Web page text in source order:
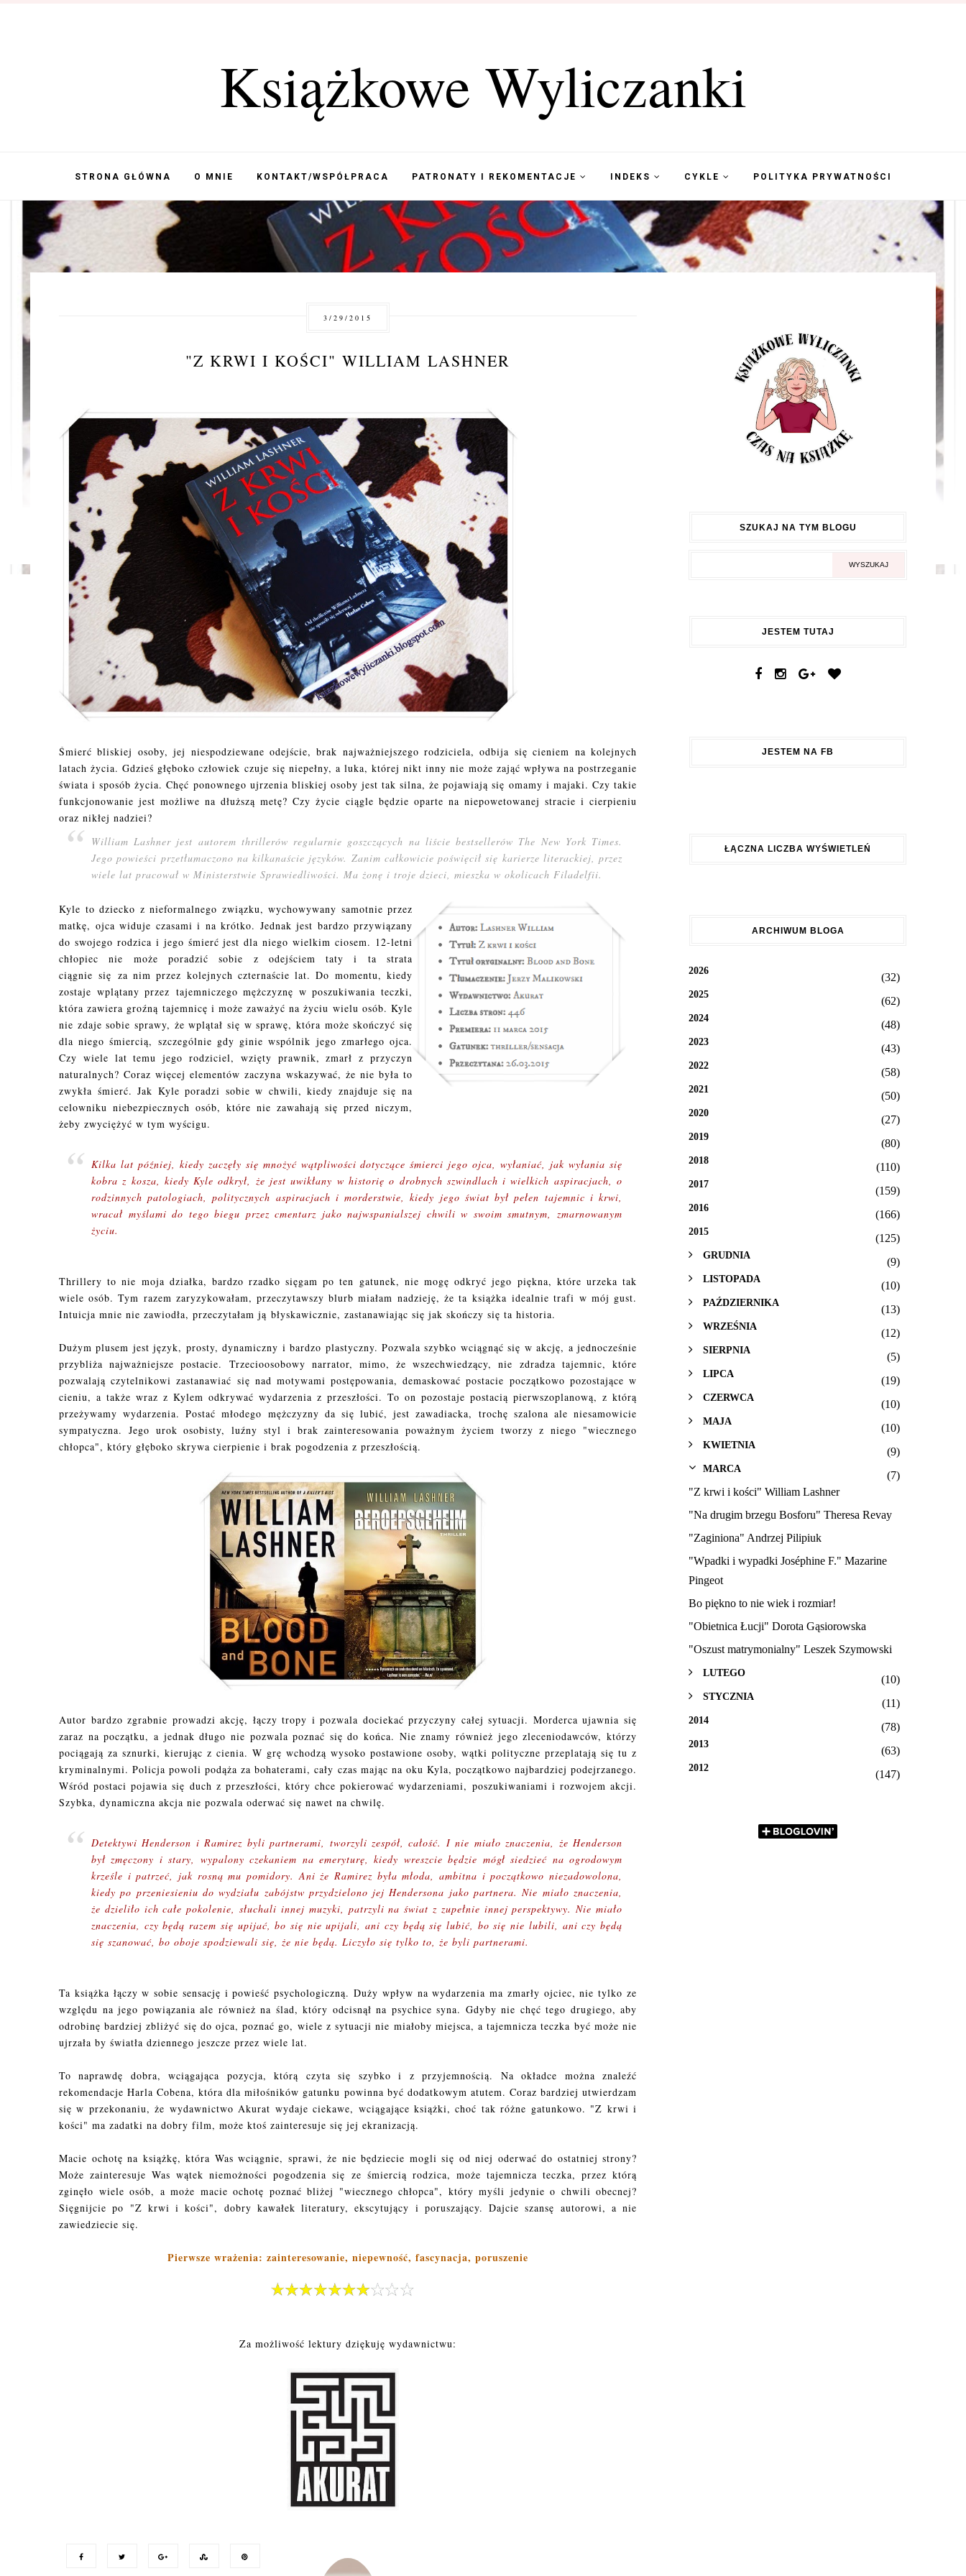
Książkowe Wyliczanki
STRONA GŁÓWNA O MNIE KONTAKT/WSPÓŁPRACA PATRONATY I REKOMENTACJE INDEKS CYKLE POLITYKA PRYWATNOŚCI
3/29/2015
"Z KRWI I KOŚCI" WILLIAM LASHNER
Śmierć bliskiej osoby, jej niespodziewane odejście, brak najważniejszego rodziciela, odbija się cieniem na kolejnych
latach życia. Gdzieś głęboko człowiek czuje się niepełny, a luka, której nikt inny nie może zająć wpływa na postrzeganie
świata i sposób życia. Chęć ponownego ujrzenia bliskiej osoby jest tak silna, że pojawiają się omamy i majaki. Czy takie
funkcjonowanie jest możliwe na dłuższą metę? Czy życie ciągle będzie oparte na niepowetowanej stracie i cierpieniu
oraz nikłej nadziei?
William Lashner jest autorem thrillerów regularnie goszczących na liście bestsellerów The New York Times.
Jego powieści przetłumaczono na kilkanaście języków. Zanim całkowicie poświęcił się karierze literackiej, przez
wiele lat pracował w Ministerstwie Sprawiedliwości. Ma żonę i troje dzieci, mieszka w okolicach Filadelfii.
Kyle to dziecko z nieformalnego związku, wychowywany samotnie przez
matkę, ojca widuje czasami i na krótko. Jednak jest bardzo przywiązany
do swojego rodzica i jego śmierć jest dla niego wielkim ciosem. 12-letni
chłopiec nie może poradzić sobie z odejściem taty i ta strata
ciągnie się za nim przez kolejnych czternaście lat. Do momentu, kiedy
zostaje wplątany przez tajemniczego mężczyznę w poszukiwania teczki,
która zawiera groźną tajemnicę i może zaważyć na życiu wielu osób. Kyle
nie zdaje sobie sprawy, że wplątał się w sprawę, która może skończyć się
dla niego śmiercią, szczególnie gdy ginie wspólnik jego zmarłego ojca.
Czy wiele lat temu jego rodziciel, wzięty prawnik, zmarł z przyczyn
naturalnych? Coraz więcej elementów zaczyna wskazywać, że nie była to
zwykła śmierć. Jak Kyle poradzi sobie w chwili, kiedy znajduje się na
celowniku niebezpiecznych osób, które nie zawahają się przed niczym,
żeby zwyciężyć w tym wyścigu.
Kilka lat później, kiedy zaczęły się mnożyć wątpliwości dotyczące śmierci jego ojca, wyłaniać, jak wyłania się
kobra z kosza, kiedy Kyle odkrył, że jest uwikłany w historię o drobnych szwindlach i wielkich aspiracjach, o
rodzinnych patologiach, politycznych aspiracjach i morderstwie, kiedy jego świat był pełen tajemnic i krwi,
wracał myślami do tego biegu przez cmentarz jako najwspanialszej chwili w swoim smutnym, zmarnowanym
życiu.
Thrillery to nie moja działka, bardzo rzadko sięgam po ten gatunek, nie mogę odkryć jego piękna, które urzeka tak
wiele osób. Tym razem zaryzykowałam, przeczytawszy blurb miałam nadzieję, że ta książka idealnie trafi w mój gust.
Intuicja mnie nie zawiodła, przeczytałam ją błyskawicznie, zastanawiając się jak skończy się ta historia.
Dużym plusem jest język, prosty, dynamiczny i bardzo plastyczny. Pozwala szybko wciągnąć się w akcję, a jednocześnie
przybliża najważniejsze postacie. Trzecioosobowy narrator, mimo, że wszechwiedzący, nie zdradza tajemnic, które
pozwalają czytelnikowi zastanawiać się nad motywami postępowania, demaskować postacie początkowo pozostające w
cieniu, a także wraz z Kylem odkrywać wydarzenia z przeszłości. To on pozostaje postacią pierwszoplanową, z którą
przeżywamy wydarzenia. Postać młodego mężczyzny da się lubić, jest zawadiacka, trochę szalona ale niesamowicie
sympatyczna. Jego urok osobisty, luźny styl i brak zainteresowania poważnym życiem tworzy z niego "wiecznego
chłopca", który głęboko skrywa cierpienie i brak pogodzenia z przeszłością.
Autor bardzo zgrabnie prowadzi akcję, łączy tropy i pozwala dociekać przyczyny całej sytuacji. Morderca ujawnia się
zaraz na początku, a jednak długo nie pozwala poznać się do końca. Nie znamy również jego zleceniodawców, którzy
pociągają za sznurki, kierując z cienia. W grę wchodzą wysoko postawione osoby, wątki polityczne przeplatają się tu z
kryminalnymi. Policja powoli podąża za bohaterami, cały czas mając na oku Kyla, początkowo najbardziej podejrzanego.
Wśród postaci pojawia się duch z przeszłości, który chce pokierować wydarzeniami, poszukiwaniami i rozwojem akcji.
Szybka, dynamiczna akcja nie pozwala oderwać się nawet na chwilę.
Detektywi Henderson i Ramirez byli partnerami, tworzyli zespół, całość. I nie miało znaczenia, że Henderson
był zmęczony i stary, wypalony czekaniem na emeryturę, kiedy wreszcie będzie mógł siedzieć na ogrodowym
krześle i patrzeć, jak rosną mu pomidory. Ani że Ramirez była młoda, ambitna i początkowo niezadowolona,
kiedy po przeniesieniu do wydziału zabójstw przydzielono jej Hendersona jako partnera. Nie miało znaczenia,
że dzieliło ich całe pokolenie, słuchali innej muzyki, patrzyli na świat z zupełnie innej perspektywy. Nie miało
znaczenia, czy będą razem się upijać, bo się nie upijali, ani czy będą się lubić, bo się nie lubili, ani czy będą
się szanować, bo oboje spodziewali się, że nie będą. Liczyło się tylko to, że byli partnerami.
Ta książka łączy w sobie sensację i powieść psychologiczną. Duży wpływ na wydarzenia ma zmarły ojciec, nie tylko ze
względu na jego powiązania ale również na ślad, który odcisnął na psychice syna. Gdyby nie chęć tego drugiego, aby
odrobinę bardziej zbliżyć się do ojca, poznać go, wiele z sytuacji nie miałoby miejsca, a tajemnicza teczka być może nie
ujrzała by światła dziennego jeszcze przez wiele lat.
To naprawdę dobra, wciągająca pozycja, którą czyta się szybko i z przyjemnością. Na okładce można znaleźć
rekomendacje Harla Cobena, która dla miłośników gatunku powinna być dodatkowym atutem. Coraz bardziej utwierdzam
się w przekonaniu, że wydawnictwo Akurat wydaje ciekawe, wciągające książki, choć tak różne gatunkowo. "Z krwi i
kości" ma zadatki na dobry film, może ktoś zainteresuje się jej ekranizacją.
Macie ochotę na książkę, która Was wciągnie, sprawi, że nie będziecie mogli się od niej oderwać do ostatniej strony?
Może zainteresuje Was wątek niemożności pogodzenia się ze śmiercią rodzica, może tajemnicza teczka, przez którą
zginęło wiele osób, a może macie ochotę poznać bliżej "wiecznego chłopca", który myśli jedynie o chwili obecnej?
Sięgnijcie po "Z krwi i kości", dobry kawałek literatury, ekscytujący i poruszający. Dajcie szansę autorowi, a nie
zawiedziecie się.
Pierwsze wrażenia: zainteresowanie, niepewność, fascynacja, poruszenie
Za możliwość lektury dziękuję wydawnictwu:
SZUKAJ NA TYM BLOGU
JESTEM TUTAJ
JESTEM NA FB
ŁĄCZNA LICZBA WYŚWIETLEŃ
ARCHIWUM BLOGA
2026
(32)
2025
(62)
2024
(48)
2023
(43)
2022
(58)
2021
(50)
2020
(27)
2019
(80)
2018
(110)
2017
(159)
2016
(166)
2015
(125)
GRUDNIA
(9)
LISTOPADA
(10)
PAŹDZIERNIKA
(13)
WRZEŚNIA
(12)
SIERPNIA
(5)
LIPCA
(19)
CZERWCA
(10)
MAJA
(10)
KWIETNIA
(9)
MARCA
(7)
"Z krwi i kości" William Lashner
"Na drugim brzegu Bosforu" Theresa Revay
"Zaginiona" Andrzej Pilipiuk
"Wpadki i wypadki Joséphine F." Mazarine
Pingeot
Bo piękno to nie wiek i rozmiar!
"Obietnica Łucji" Dorota Gąsiorowska
"Oszust matrymonialny" Leszek Szymowski
LUTEGO
(10)
STYCZNIA
(11)
2014
(78)
2013
(63)
2012
(147)